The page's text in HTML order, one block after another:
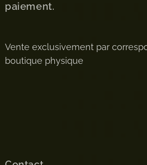
paiement.
Vente exclusivement par
boutique physique